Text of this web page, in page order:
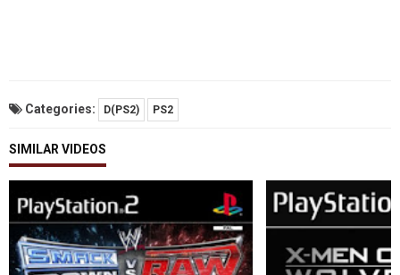
Categories: D(PS2) PS2
SIMILAR VIDEOS